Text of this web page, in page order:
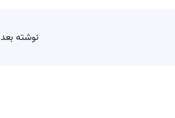
نوشته بعد